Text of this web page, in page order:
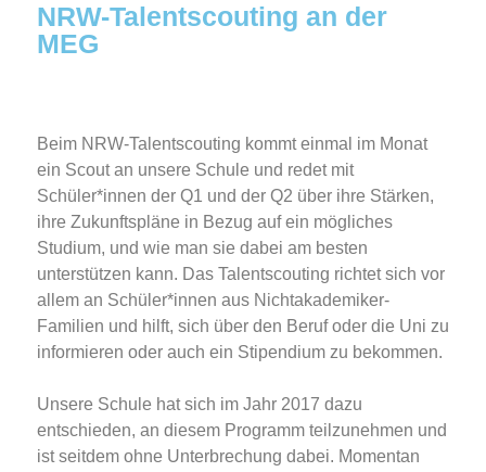
NRW-Talentscouting an der
MEG
Beim NRW-Talentscouting kommt einmal im Monat
ein Scout an unsere Schule und redet mit
Schüler*innen der Q1 und der Q2 über ihre Stärken,
ihre Zukunftspläne in Bezug auf ein mögliches
Studium, und wie man sie dabei am besten
unterstützen kann. Das Talentscouting richtet sich vor
allem an Schüler*innen aus Nichtakademiker-
Familien und hilft, sich über den Beruf oder die Uni zu
informieren oder auch ein Stipendium zu bekommen.
Unsere Schule hat sich im Jahr 2017 dazu
entschieden, an diesem Programm teilzunehmen und
ist seitdem ohne Unterbrechung dabei. Momentan